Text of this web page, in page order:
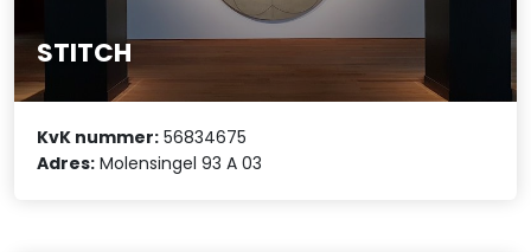
STITCH
KvK nummer: 56834675
Adres: Molensingel 93 A 03